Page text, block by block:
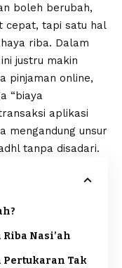
boleh berubah,
cepat, tapi satu hal
riba. Dalam
justru makin
pinjaman online,
“biaya
aplikasi
mengandung unsur
tanpa disadari.
Nasi’ah
Pertukaran Tak